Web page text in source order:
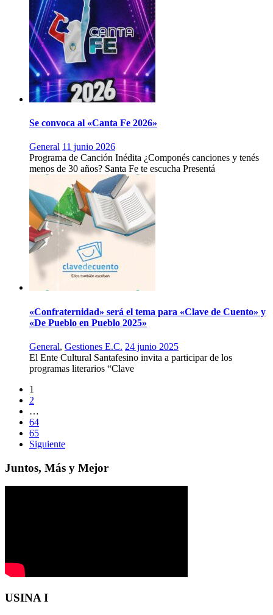
Se convoca al «Canta Fe 2026»
General 11 junio 2026
Programa de Canción Inédita ¿Componés canciones y tenés
menos de 30 años? Santa Fe te escucha Presentá
«Confraternidad» será el tema para «Clave de Cuento» y
«De Pueblo en Pueblo 2025»
General, Gestiones E.C. 24 junio 2025
El Ente Cultural Santafesino invita a participar de los
programas literarios “Clave
1
2
…
64
65
Siguiente
Juntos, Más y Mejor
USINA I